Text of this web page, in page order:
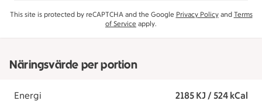
This site is protected by reCAPTCHA and the Google Privacy Policyand Terms
of Service apply.
Näringsvärde per portion
Energi 2185 KJ / 524 kCal